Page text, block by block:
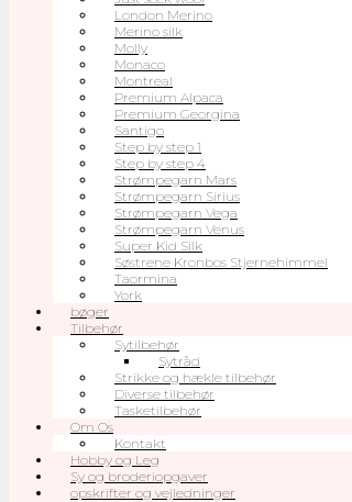
London Merino
Merino silk
Molly
Monaco
Montreal
Premium Alpaca
Premium Georgina
Santigo
Step by step 1
Step by step 4
Strømpegarn Mars
Strømpegarn Sirius
Strømpegarn Vega
Strømpegarn Venus
Super Kid Silk
Søstrene Kronbos Stjernehimmel
Taormina
York
bøger
Tilbehør
Sytilbehør
Sytråd
Strikke og hækle tilbehør
Diverse tilbehør
Tasketilbehør
Om Os
Kontakt
Hobby og Leg
Sy og broderiopgaver
opskrifter og vejledninger